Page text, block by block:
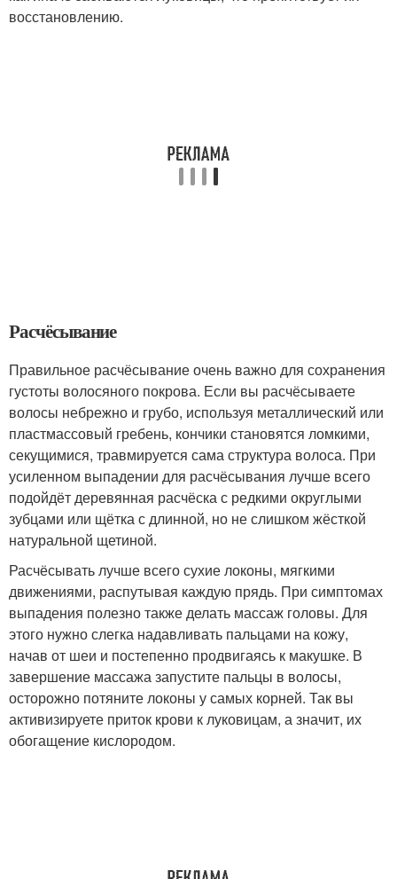
восстановлению.
Расчёсывание
Правильное расчёсывание очень важно для сохранения
густоты волосяного покрова. Если вы расчёсываете
волосы небрежно и грубо, используя металлический или
пластмассовый гребень, кончики становятся ломкими,
секущимися, травмируется сама структура волоса. При
усиленном выпадении для расчёсывания лучше всего
подойдёт деревянная расчёска с редкими округлыми
зубцами или щётка с длинной, но не слишком жёсткой
натуральной щетиной.
Расчёсывать лучше всего сухие локоны, мягкими
движениями, распутывая каждую прядь. При симптомах
выпадения полезно также делать массаж головы. Для
этого нужно слегка надавливать пальцами на кожу,
начав от шеи и постепенно продвигаясь к макушке. В
завершение массажа запустите пальцы в волосы,
осторожно потяните локоны у самых корней. Так вы
активизируете приток крови к луковицам, а значит, их
обогащение кислородом.